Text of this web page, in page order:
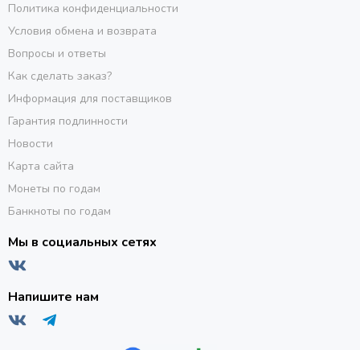
Политика конфиденциальности
Условия обмена и возврата
Вопросы и ответы
Как сделать заказ?
Информация для поставщиков
Гарантия подлинности
Новости
Карта сайта
Монеты по годам
Банкноты по годам
Мы в социальных сетях
Напишите нам